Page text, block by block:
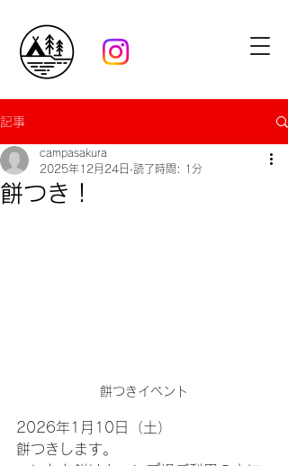
記事
餅つき！
campasakura
2025年12月24日 読了時間: 1分
餅つきイベント
2026年1月10日（土）
餅つきします。